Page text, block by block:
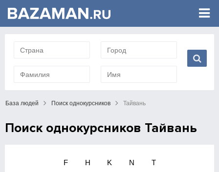
База людей Поиск однокурсников Тайвань
Поиск однокурсников Тайвань
F H K N T